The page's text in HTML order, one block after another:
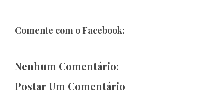
Comente com o Facebook:
Nenhum Comentário:
Postar Um Comentário